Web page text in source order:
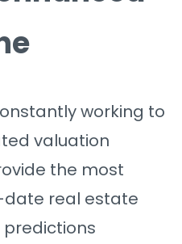
working to
valuation
the most
real estate